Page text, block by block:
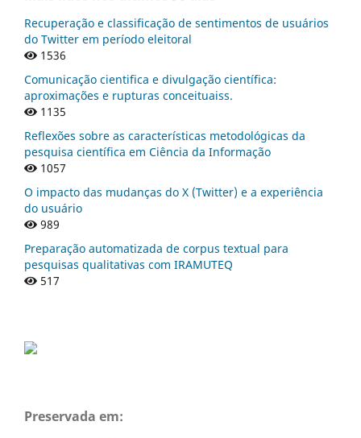
Recuperação e classificação de sentimentos de usuários
do Twitter em período eleitoral
1536
Comunicação cientifica e divulgação científica:
aproximações e rupturas conceituaiss.
1135
Reflexões sobre as características metodológicas da
pesquisa científica em Ciência da Informação
1057
O impacto das mudanças do X (Twitter) e a experiência
do usuário
989
Preparação automatizada de corpus textual para
pesquisas qualitativas com IRAMUTEQ
517
Preservada em: